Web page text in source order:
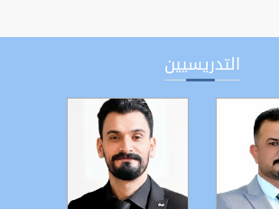
التدريسيين